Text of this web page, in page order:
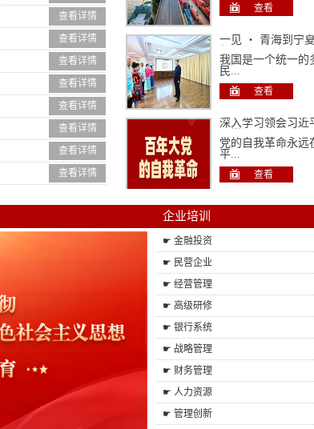
查看详情
查看详情
查看详情
查看详情
查看详情
查看详情
查看详情
查看详情
查看
一见 ・ 青海到宁
何...
我国是一个统一的
民...
查看
深入学习领会习近
于党...
党的自我革命永远
平...
查看
企业培训
☛ 金融投资
☛ 民营企业
☛ 经营管理
☛ 高级研修
☛ 银行系统
☛ 战略管理
☛ 财务管理
☛ 人力资源
☛ 管理创新